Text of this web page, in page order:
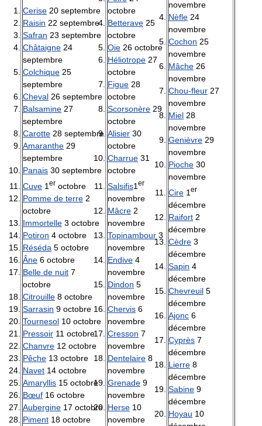
Cerise 20 septembre
Raisin 22 septembre
Safran 23 septembre
Châtaigne 24
septembre
Colchique 25
septembre
Cheval 26 septembre
Balsamine 27
septembre
Carotte 28 septembre
Amaranthe 29
septembre
Panais 30 septembre
Cuve 1 er octobre
Pomme de terre 2
octobre
Immortelle 3 octobre
Potiron 4 octobre
Réséda 5 octobre
Âne 6 octobre
Belle de nuit 7
octobre
Citrouille 8 octobre
Sarrasin 9 octobre
Tournesol 10 octobre
Pressoir 11 octobre
Chanvre 12 octobre
Pêche 13 octobre
Navet 14 octobre
Amaryllis 15 octobre
Bœuf 16 octobre
Aubergine 17 octobre
Piment 18 octobre
octobre
Betterave 25
octobre
Oie 26 octobre
Héliotrope 27
octobre
Figue 28
octobre
Scorsonère 29
octobre
Alisier 30
octobre
Charrue 31
octobre
Salsifis1 er
novembre
Mâcre 2
novembre
Topinambour 3
novembre
Endive 4
novembre
Dindon 5
novembre
Chervis 6
novembre
Cresson 7
novembre
Dentelaire 8
novembre
Grenade 9
novembre
Herse 10
novembre
novembre
Nèfle 24
novembre
Cochon 25
novembre
Mâche 26
novembre
Chou-fleur 27
novembre
Miel 28
novembre
Genièvre 29
novembre
Pioche 30
novembre
Cire 1 er
décembre
Raifort 2
décembre
Cèdre 3
décembre
Sapin 4
décembre
Chevreuil 5
décembre
Ajonc 6
décembre
Cyprès 7
décembre
Lierre 8
décembre
Sabine 9
décembre
Hoyau 10